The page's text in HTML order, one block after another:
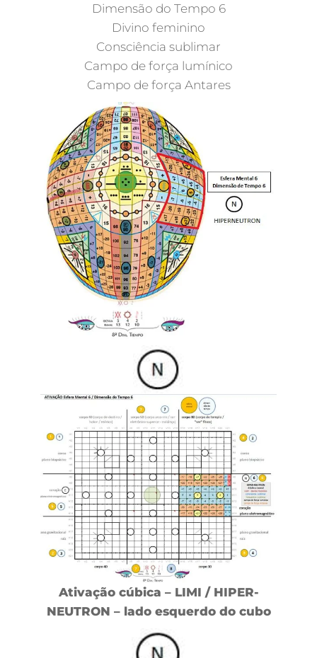
Dimensão do Tempo 6
Divino feminino
Consciência sublimar
Campo de força lumínico
Campo de força Antares
Ativação cúbica – LIMI / HIPER-
NEUTRON – lado esquerdo do cubo